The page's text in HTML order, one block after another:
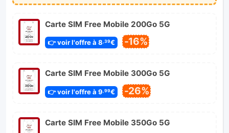
Carte SIM Free Mobile 200Go 5G
👉 voir l'offre à 8 ,39€ -16%
Carte SIM Free Mobile 300Go 5G
👉 voir l'offre à 9 ,99€ -26%
Carte SIM Free Mobile 350Go 5G